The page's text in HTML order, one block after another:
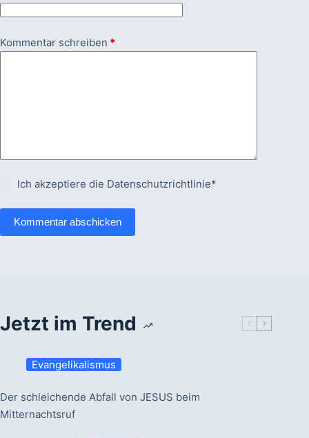
Kommentar schreiben *
Ich akzeptiere die Datenschutzrichtlinie*
Kommentar abschicken
Jetzt im Trend
Evangelikalismus
Der schleichende Abfall von JESUS beim
Mitternachtsruf